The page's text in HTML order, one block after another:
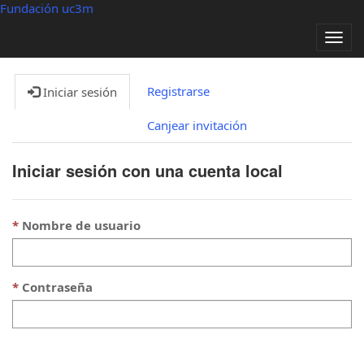
Fundación uc3m
Iniciar sesión Registrarse
Canjear invitación
Iniciar sesión con una cuenta local
Nombre de usuario
Contraseña